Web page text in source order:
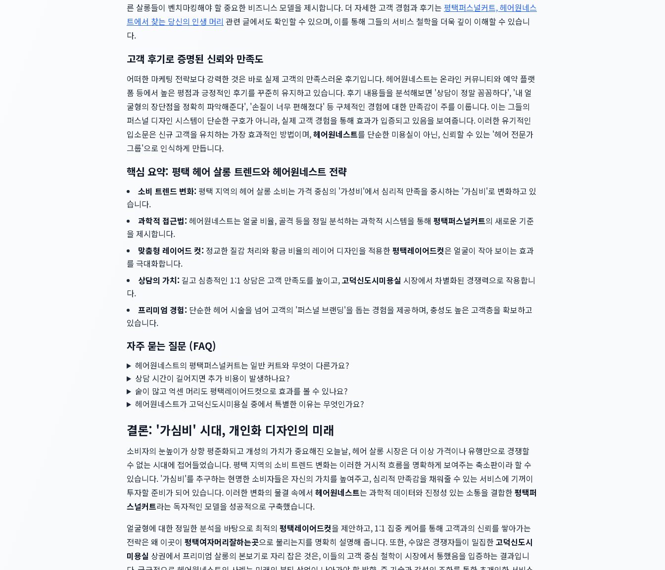
른 살롱들이 벤치마킹해야 할 중요한 비즈니스 모델을 제시합니다. 더 자세한 고객 경험과 후기는 평택퍼스널커트, 헤어원네스
트에서 찾는 당신의 인생 머리 관련 글에서도 확인할 수 있으며, 이를 통해 그들의 서비스 철학을 더욱 깊이 이해할 수 있습니
다.
고객 후기로 증명된 신뢰와 만족도
어떠한 마케팅 전략보다 강력한 것은 바로 실제 고객의 만족스러운 후기입니다. 헤어원네스트는 온라인 커뮤니티와 예약 플랫
폼 등에서 높은 평점과 긍정적인 후기를 꾸준히 유지하고 있습니다. 후기 내용들을 분석해보면 '상담이 정말 꼼꼼하다', '내 얼
굴형의 장단점을 정확히 파악해준다', '손질이 너무 편해졌다' 등 구체적인 경험에 대한 만족감이 주를 이룹니다. 이는 그들의
퍼스널 디자인 시스템이 단순한 구호가 아니라, 실제 고객 경험을 통해 효과가 입증되고 있음을 보여줍니다. 이러한 유기적인
입소문은 신규 고객을 유치하는 가장 효과적인 방법이며,헤어원네스트를 단순한 미용실이 아닌, 신뢰할 수 있는 '헤어 전문가
그룹'으로 인식하게 만듭니다.
핵심 요약: 평택 헤어 살롱 트렌드와 헤어원네스트 전략
소비 트렌드 변화: 평택 지역의 헤어 살롱 소비는 가격 중심의 '가성비'에서 심리적 만족을 중시하는 '가심비'로 변화하고 있
습니다.
과학적 접근법: 헤어원네스트는 얼굴 비율, 골격 등을 정밀 분석하는 과학적 시스템을 통해 평택퍼스널커트의 새로운 기준
을 제시합니다.
맞춤형 레이어드 컷: 정교한 질감 처리와 황금 비율의 레이어 디자인을 적용한평택레이어드컷은 얼굴이 작아 보이는 효과
를 극대화합니다.
상담의 가치: 길고 심층적인 1:1 상담은 고객 만족도를 높이고,고덕신도시미용실 시장에서 차별화된 경쟁력으로 작용합니
다.
프리미엄 경험: 단순한 헤어 시술을 넘어 고객의 '퍼스널 브랜딩'을 돕는 경험을 제공하며, 충성도 높은 고객층을 확보하고
있습니다.
자주 묻는 질문 (FAQ)
헤어원네스트의 평택퍼스널커트는 일반 커트와 무엇이 다른가요?
상담 시간이 길어지면 추가 비용이 발생하나요?
숱이 많고 억센 머리도 평택레이어드컷으로 효과를 볼 수 있나요?
헤어원네스트가 고덕신도시미용실 중에서 특별한 이유는 무엇인가요?
결론: '가심비' 시대, 개인화 디자인의 미래
소비자의 눈높이가 상향 평준화되고 개성의 가치가 중요해진 오늘날, 헤어 살롱 시장은 더 이상 가격이나 유행만으로 경쟁할
수 없는 시대에 접어들었습니다. 평택 지역의 소비 트렌드 변화는 이러한 거시적 흐름을 명확하게 보여주는 축소판이라 할 수
있습니다. '가심비'를 추구하는 현명한 소비자들은 자신의 가치를 높여주고, 심리적 만족감을 채워줄 수 있는 서비스에 기꺼이
투자할 준비가 되어 있습니다. 이러한 변화의 물결 속에서 헤어원네스트는 과학적 데이터와 진정성 있는 소통을 결합한평택퍼
스널커트라는 독자적인 모델을 성공적으로 구축했습니다.
얼굴형에 대한 정밀한 분석을 바탕으로 최적의 평택레이어드컷을 제안하고, 1:1 집중 케어를 통해 고객과의 신뢰를 쌓아가는
전략은 왜 이곳이 평택여자머리잘하는곳으로 불리는지를 명확히 설명해 줍니다. 또한, 수많은 경쟁자들이 밀집한고덕신도시
미용실 상권에서 프리미엄 살롱의 본보기로 자리 잡은 것은, 이들의 고객 중심 철학이 시장에서 통했음을 입증하는 결과입니